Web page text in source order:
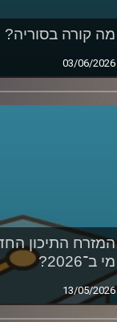
מה קורה בסוריה?
03/06/2026
המזרח התיכון
מי ב־2026?
13/05/2026